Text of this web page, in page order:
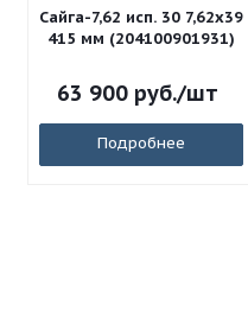
Сайга-7,62 исп. 30 7,62x39
415 мм (204100901931)
63 900руб./шт
Подробнее